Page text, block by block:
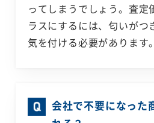
ってしまうでしょう。査定
ラスにするには、匂いがつ
気を付ける必要があります。
会社で不要になった